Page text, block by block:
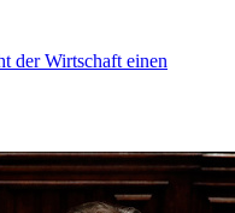
der Wirtschaft einen